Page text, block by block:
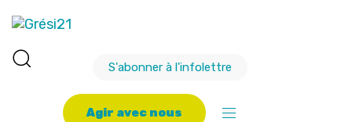
S'abonner à l'infolettre
Agir avec nous